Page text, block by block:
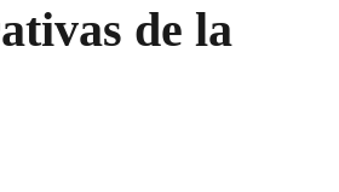
de la